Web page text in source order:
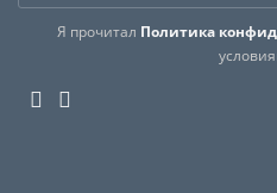
Я прочитал Политика